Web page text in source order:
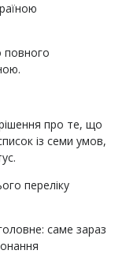
повного
про те, що
із семи умов,
переліку
саме зараз